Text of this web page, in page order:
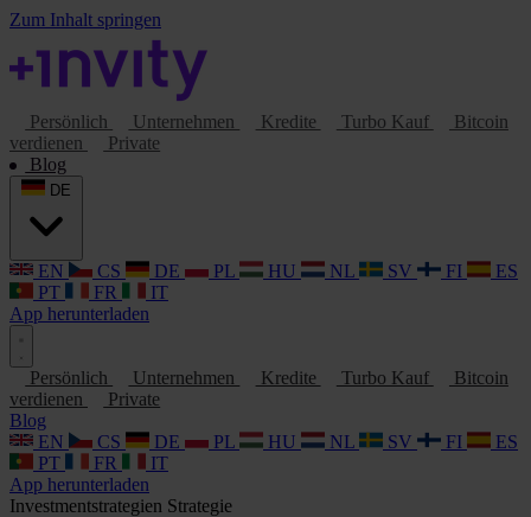
Zum Inhalt springen
Persönlich Unternehmen Kredite Turbo Kauf
Bitcoin
verdienen
Private
Blog
EN CS DE PL HU NL SV FI
ES
PT
FR
IT
App herunterladen
Persönlich Unternehmen Kredite Turbo Kauf
Bitcoin
verdienen
Private
Blog
EN
CS DE PL HU NL SV FI
ES
PT
FR
IT
App herunterladen
Investmentstrategien Strategie